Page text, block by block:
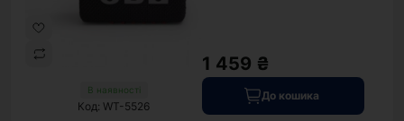
В наявності
Код: WT-5526
1 459 ₴
До кошика